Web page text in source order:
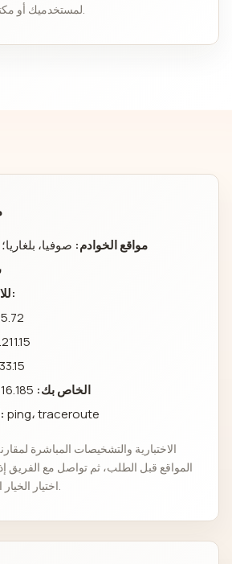
لمستخدميك أو مكتبك أو منطقة التنفيذ.
مواقع الخوادم: صوفيا،
عناوين IPv4 للاختبار:
عنوان IP الخاص بك:
الاختبارات المتاحة: ping، traceroute
المواقع قبل الطلب، ثم تواصل مع الفريق
اختيار الخيار الأنسب لحمل عملك.